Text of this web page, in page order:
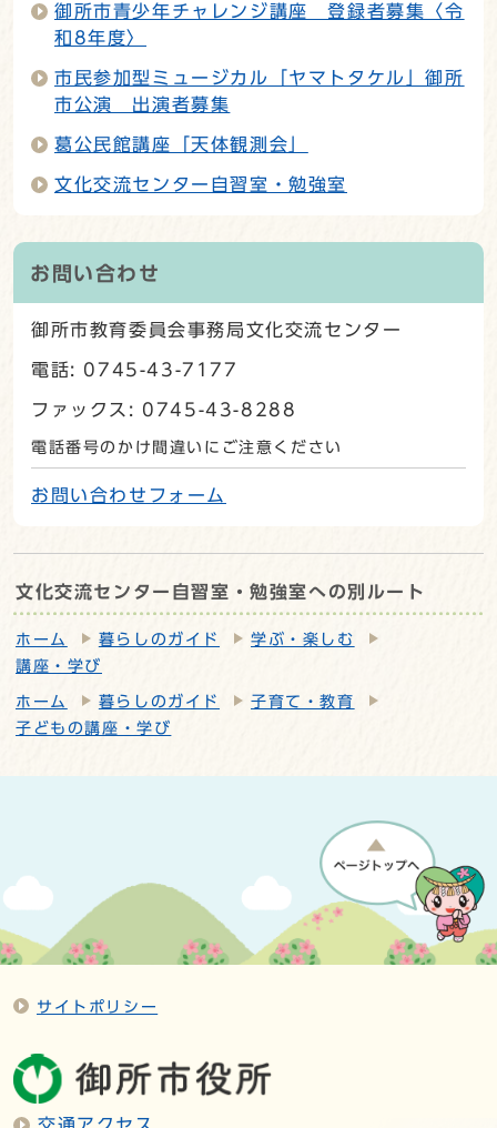
御所市青少年チャレンジ講座 登録者募集〈令
和8年度〉
市民参加型ミュージカル「ヤマトタケル」御所
市公演 出演者募集
葛公民館講座「天体観測会」
文化交流センター自習室・勉強室
お問い合わせ
御所市教育委員会事務局文化交流センター
電話: 0745-43-7177
ファックス: 0745-43-8288
電話番号のかけ間違いにご注意ください
お問い合わせフォーム
文化交流センター自習室・勉強室への別ルート
ホーム 暮らしのガイド
学ぶ・楽しむ
講座・学び
ホーム 暮らしのガイド
子育て・教育
子どもの講座・学び
サイトポリシー